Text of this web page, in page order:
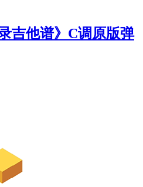
吉他谱》C调原版弹